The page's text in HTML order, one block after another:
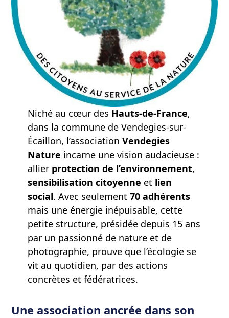
Niché au cœur des Hauts-de-France,
dans la commune de Vendegies-sur-
Écaillon, l’associationVendegies
Nature incarne une vision audacieuse :
allier protection de l’environnement,
sensibilisation citoyenne et lien
social. Avec seulement70 adhérents
mais une énergie inépuisable, cette
petite structure, présidée depuis 15 ans
par un passionné de nature et de
photographie, prouve que l’écologie se
vit au quotidien, par des actions
concrètes et fédératrices.
Une association ancrée dans son